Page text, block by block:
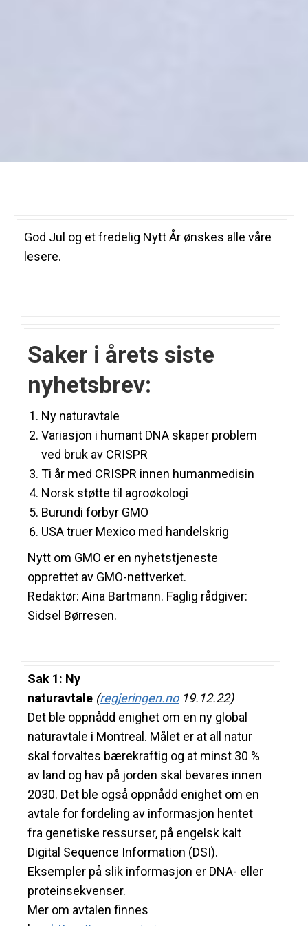
God Jul og et fredelig Nytt År ønskes alle våre
lesere.
Saker i årets siste
nyhetsbrev:
Ny naturavtale
Variasjon i humant DNA skaper problem
ved bruk av CRISPR
Ti år med CRISPR innen humanmedisin
Norsk støtte til agroøkologi
Burundi forbyr GMO
USA truer Mexico med handelskrig
Nytt om GMO er en nyhetstjeneste
opprettet av GMO-nettverket.
Redaktør: Aina Bartmann. Faglig rådgiver:
Sidsel Børresen.
Sak 1: Ny
naturavtale (regjeringen.no19.12.22)
Det ble oppnådd enighet om en ny global
naturavtale i Montreal. Målet er at all natur
skal forvaltes bærekraftig og at minst 30 %
av land og hav på jorden skal bevares innen
2030. Det ble også oppnådd enighet om en
avtale for fordeling av informasjon hentet
fra genetiske ressurser, på engelsk kalt
Digital Sequence Information (DSI).
Eksempler på slik informasjon er DNA- eller
proteinsekvenser.
Mer om avtalen finnes